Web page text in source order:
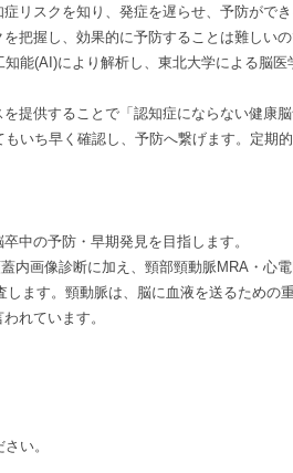
スクを知り、発症を遅らせ、予防ができ
把握し、効果的に予防することは難しい
能(AI)により解析し、東北大学による脳
提供することで「認知症にならない健康
いち早く確認し、予防へ繋げます。定期
中の予防・早期発見を目指します。
内画像診断に加え、頸部頸動脈MRA・心
ます。頸動脈は、脳に血液を送るための
れています。
い。